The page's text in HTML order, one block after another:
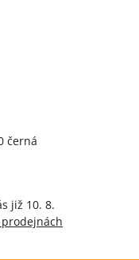
černá
již 10. 8.